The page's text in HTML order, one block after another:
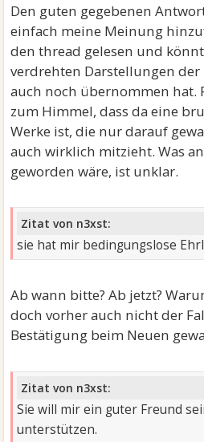
Den guten gegebenen
einfach meine Meinung
den thread gelesen und
verdrehten Darstellungen der
auch noch übernommen hat.
zum Himmel, dass da eine
Werke ist, die nur darauf
auch wirklich mitzieht. Was
geworden wäre, ist unklar.
Zitat von n3xst:
sie hat mir bedingungslose
Ab wann bitte? Ab jetzt?
doch vorher auch nicht der
Bestätigung beim Neuen
Zitat von n3xst:
Sie will mir ein guter Freund
unterstützen.